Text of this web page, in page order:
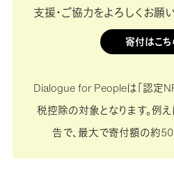
支援・ご協力をよろしくお願
寄付はこち
Dialogue for Peopleは「認定
税控除の対象となります。例
告で、最大で寄付額の約